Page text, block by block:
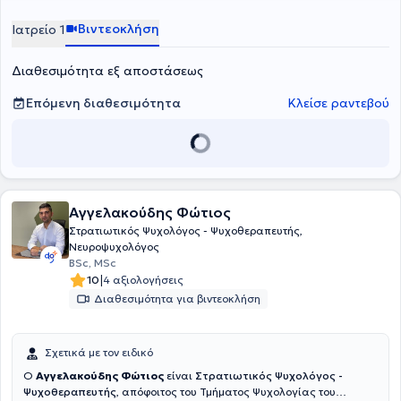
ατομικές ψυχοθεραπευτικές συνεδρίες ενηλίκων και εφήβων στο
πλαίσιο αιτημάτων που αφορούν σε άγχος, φοβίες, κρίσεις
διαχείριση πένθους και διαχείριση διαπροσωπικών δυσκολιών.
Ιατρείο 1 Βιντεοκλήση
Διαθεσιμότητα εξ αποστάσεως
Επόμενη διαθεσιμότητα
Κλείσε ραντεβού
Αγγελακούδης Φώτιος
Στρατιωτικός Ψυχολόγος - Ψυχοθεραπευτής,
Νευροψυχολόγος
BSc, MSc
10|4 αξιολογήσεις
Διαθεσιμότητα για βιντεοκλήση
Σχετικά με τον ειδικό
Ο Αγγελακούδης Φώτιος είναι Στρατιωτικός Ψυχολόγος -
Ψυχοθεραπευτής, απόφοιτος του Τμήματος Ψυχολογίας του